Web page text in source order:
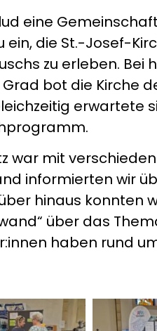
eine
die St.-Josef-
zu erleben. Bei
bot die Kirche
erwartete
war mit
informierten wir
hinaus konnten
über das
haben rund